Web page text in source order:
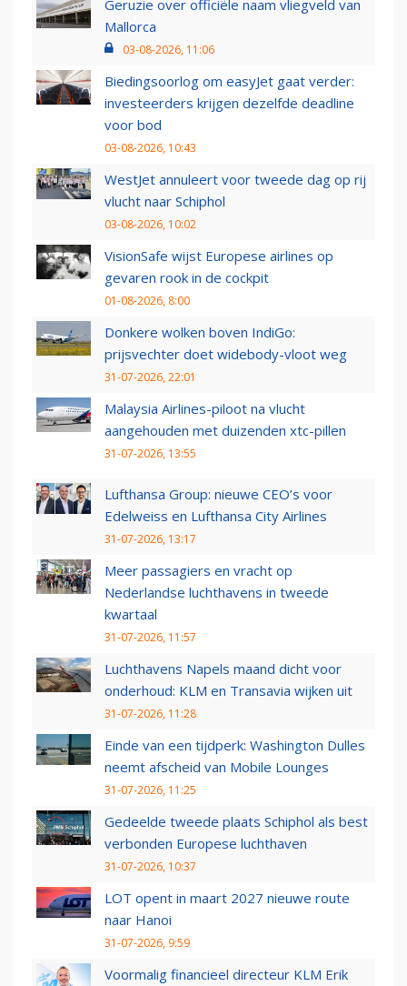
Geruzie over officiële naam vliegveld van
Mallorca
03-08-2026, 11:06
Biedingsoorlog om easyJet gaat verder:
investeerders krijgen dezelfde deadline
voor bod
03-08-2026, 10:43
WestJet annuleert voor tweede dag op rij
vlucht naar Schiphol
03-08-2026, 10:02
VisionSafe wijst Europese airlines op
gevaren rook in de cockpit
01-08-2026, 8:00
Donkere wolken boven IndiGo:
prijsvechter doet widebody-vloot weg
31-07-2026, 22:01
Malaysia Airlines-piloot na vlucht
aangehouden met duizenden xtc-pillen
31-07-2026, 13:55
Lufthansa Group: nieuwe CEO’s voor
Edelweiss en Lufthansa City Airlines
31-07-2026, 13:17
Meer passagiers en vracht op
Nederlandse luchthavens in tweede
kwartaal
31-07-2026, 11:57
Luchthavens Napels maand dicht voor
onderhoud: KLM en Transavia wijken uit
31-07-2026, 11:28
Einde van een tijdperk: Washington Dulles
neemt afscheid van Mobile Lounges
31-07-2026, 11:25
Gedeelde tweede plaats Schiphol als best
verbonden Europese luchthaven
31-07-2026, 10:37
LOT opent in maart 2027 nieuwe route
naar Hanoi
31-07-2026, 9:59
Voormalig financieel directeur KLM Erik